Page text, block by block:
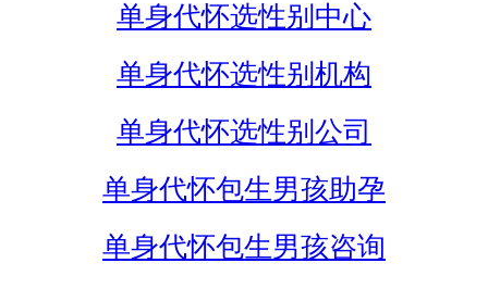
单身代怀选性别中心
单身代怀选性别机构
单身代怀选性别公司
单身代怀包生男孩助孕
单身代怀包生男孩咨询